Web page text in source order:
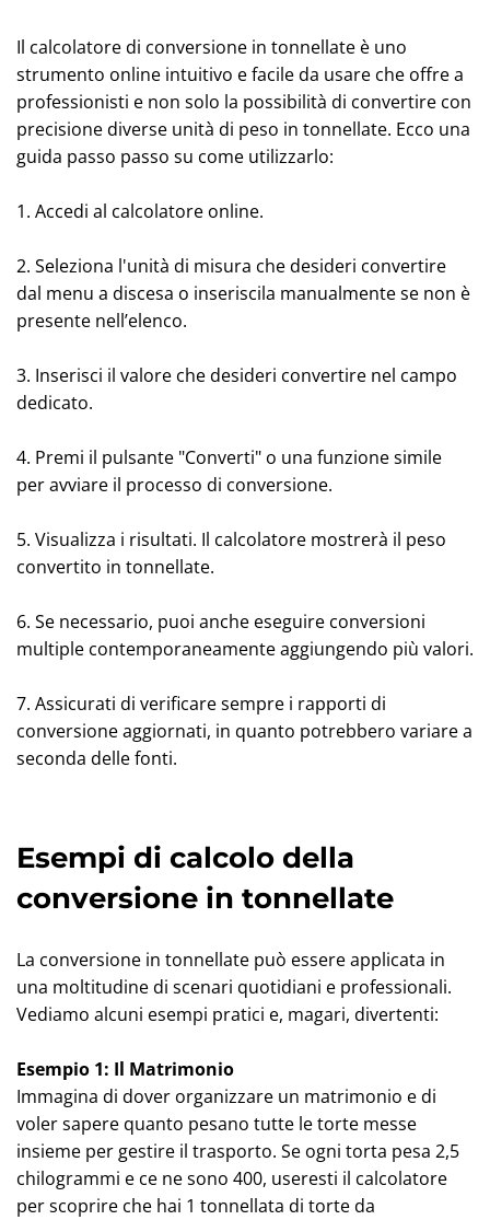
Il calcolatore di conversione in tonnellate è uno
strumento online intuitivo e facile da usare che offre a
professionisti e non solo la possibilità di convertire con
precisione diverse unità di peso in tonnellate. Ecco una
guida passo passo su come utilizzarlo:
1. Accedi al calcolatore online.
2. Seleziona l'unità di misura che desideri convertire
dal menu a discesa o inseriscila manualmente se non è
presente nell’elenco.
3. Inserisci il valore che desideri convertire nel campo
dedicato.
4. Premi il pulsante "Converti" o una funzione simile
per avviare il processo di conversione.
5. Visualizza i risultati. Il calcolatore mostrerà il peso
convertito in tonnellate.
6. Se necessario, puoi anche eseguire conversioni
multiple contemporaneamente aggiungendo più valori.
7. Assicurati di verificare sempre i rapporti di
conversione aggiornati, in quanto potrebbero variare a
seconda delle fonti.
Esempi di calcolo della
conversione in tonnellate
La conversione in tonnellate può essere applicata in
una moltitudine di scenari quotidiani e professionali.
Vediamo alcuni esempi pratici e, magari, divertenti:
Esempio 1: Il Matrimonio
Immagina di dover organizzare un matrimonio e di
voler sapere quanto pesano tutte le torte messe
insieme per gestire il trasporto. Se ogni torta pesa 2,5
chilogrammi e ce ne sono 400, useresti il calcolatore
per scoprire che hai 1 tonnellata di torte da